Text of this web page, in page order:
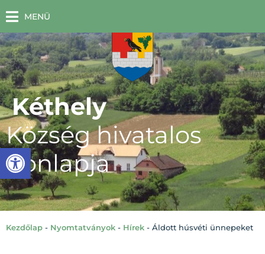
Eszköztár megnyitása
MENÜ
Kéthely
Község hivatalos
honlapja
Kezdőlap - Nyomtatványok - Hírek - Áldott húsvéti ünnepeket